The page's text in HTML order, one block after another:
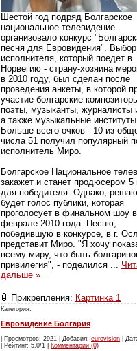
Шестой год подряд Болгарское
национальное телевидение
организовало конкурс
песня для Евровидения". Выбор
исполнителя, который поедет в
Норвегию - страну-хозяина
в 2010 году, был сделан после
проведения анкеты, в которой
участие болгарские
поэты, музыканты,
а также музыкальные
Больше всего очков - 10 из
числа 51 получил популярный
исполнитель Миро.
Болгарское Национальное
закажет и станет продюсером 5
для победителя. Однако,
будет голос публики, которая
проголосует в финальном шоу в
феврале 2010 года. Песню,
победившую в конкурсе, в г.
представит Миро. "Я хочу
всему миру, что быть
привилегия", - поделился
дальше »
Прикрепления: Картинка 1
Категория:
Евровидение Болгария
| Просмотров: 2921 | Добавил: eurovision |
| Рейтинг: 5.0/1 | Комментарии (0)